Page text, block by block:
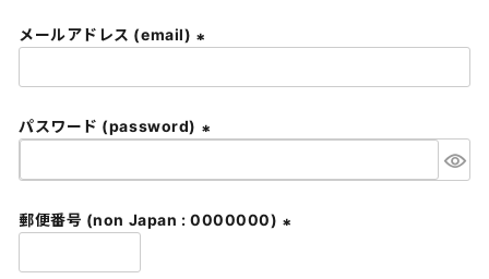
)
メールアドレス (email)
必
)
パスワード (password)
必
須
郵便番号 (non Japan : 0000000)